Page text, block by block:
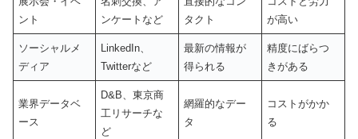
ント
ンケートなど
タクト
が高い
ソーシャルメ
ディア
LinkedIn、
Twitterなど
最新の情報が
得られる
精度にばらつ
きがある
業界データベ
ース
D&B、東京商
工リサーチな
ど
網羅的なデー
タ
コストがかか
る